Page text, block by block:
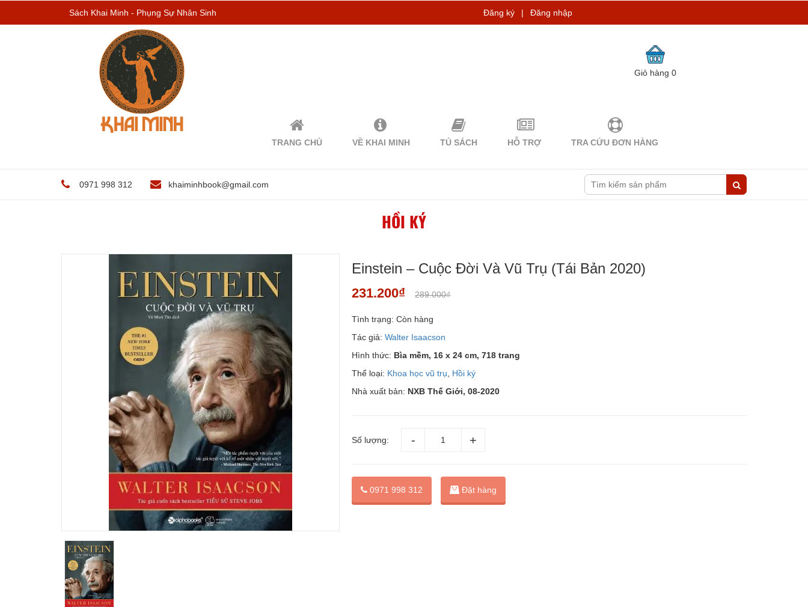
Sách Khai Minh - Phụng Sự Nhân Sinh Đăng ký | Đăng nhập
Giỏ hàng0
TRANG CHỦ VỀ KHAI MINH TỦ SÁCH HỖ TRỢ TRA CỨU ĐƠN HÀNG
0971 998 312 khaiminhbook@gmail.com
HỒI KÝ
Einstein – Cuộc Đời Và Vũ Trụ (Tái Bản 2020)
231.200₫ 289.000₫
Tình trạng: Còn hàng
Tác giả:Walter Isaacson
Hình thức: Bìa mềm, 16 x 24 cm, 718 trang
Thể loại: Khoa học vũ trụ
Hồi ký
Nhà xuất bản: NXB Thế Giới, 08-2020
Số lượng:
0971 998 312 Đặt hàng